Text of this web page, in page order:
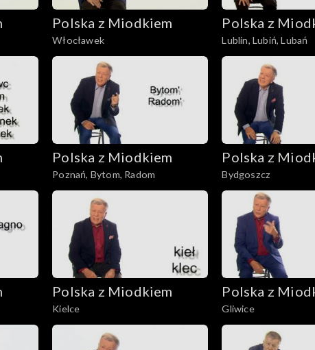
Polska z Miodkiem
Włocławek
Polska z
Lublin, Lubiń, Lubań
Polska z Miodkiem
Poznań, Bytom, Radom
Polska z
Bydgoszcz
Polska z Miodkiem
Kielce
Polska z
Gliwice